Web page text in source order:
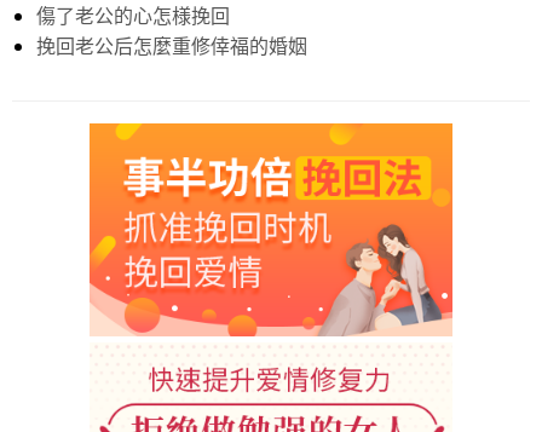
傷了老公的心怎様挽回
挽回老公后怎麼重修倖福的婚姻